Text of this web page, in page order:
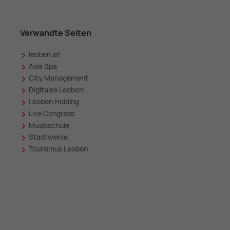
Verwandte Seiten
leoben.at
Asia Spa
City Management
Digitales Leoben
Leoben Holding
Live Congress
Musikschule
Stadtwerke
Tourismus Leoben